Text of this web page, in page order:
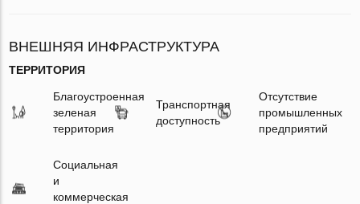
ВНЕШНЯЯ ИНФРАСТРУКТУРА
ТЕРРИТОРИЯ
Благоустроенная
зеленая
территория
Транспортная
доступность
Отсутствие
промышленных
предприятий
Социальная
и
коммерческая